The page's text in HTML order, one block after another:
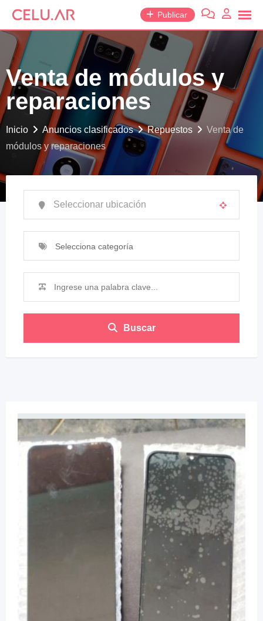
saltar
contenido
Publicar
Venta de módulos y
reparaciones
Inicio Anuncios clasificados Repuestos
Venta de
módulos y reparaciones
Selecciona categoría
Buscar